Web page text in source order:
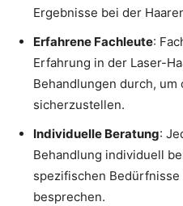
Ergebnisse bei der
Erfahrene Fachleute:
Erfahrung in der Laser-
Behandlungen durch, um
sicherzustellen.
Individuelle Beratung:
Behandlung individuell
spezifischen
besprechen.